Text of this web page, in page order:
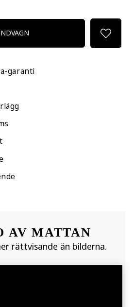
garanti
AV MATTAN
rättvisande än bilderna.